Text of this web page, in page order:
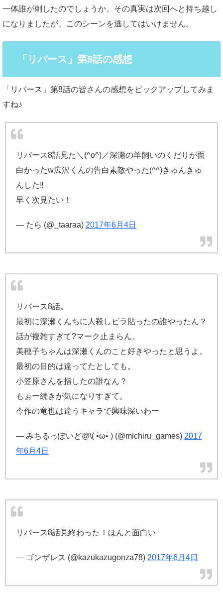
一体誰が刺したのでしょうか。その真実は次回へと持ち越し
になりましたが、このシーンを逃してはいけません。
「リバース」第8話の感想
「リバース」第8話の皆さんの感想をピックアップしてみま
すね♪
リバース8話見た＼(^o^)／深瀬の羊飼いのくだりが面
白かったw広沢くんの告白素敵やった(^^)きゅんきゅ
んした‼
早く次見たい！
— たら (@_taaraa) 2017年6月4日
リバース8話。
最初に深瀬くんちに人殺しビラ貼ったの誰やったん？
話が複雑すぎて?マーク止まらん。
美穂子ちゃんは深瀬くんのこと好きやったと思うよ。
最初の目的は違ってたとしても。
小笠原さんを指したの誰なん？
もぉー続きが気になりすぎて。
今作の竜也は違うキャラで興味深いわー
— みちるっぽいど@\( •̀ω•́ ) (@michiru_games) 2017
年6月4日
リバース8話見終わった！ほんと面白い
— ゴンザレス (@kazukazugonza78) 2017年6月4日